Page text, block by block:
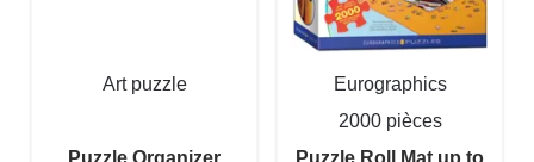
Art puzzle
Eurographics
2000 pièces